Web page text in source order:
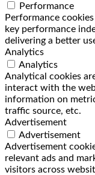
Performance
Performance
key performance
delivering a better
Analytics
Analytics
Analytical cookies
interact with the
information on
traffic source, etc.
Advertisement
Advertisement
Advertisement
relevant ads and
visitors across